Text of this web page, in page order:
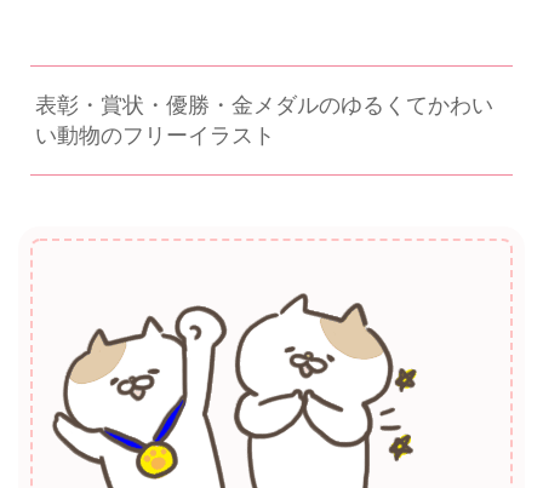
表彰・賞状・優勝・金メダルのゆるくてかわい
い動物のフリーイラスト